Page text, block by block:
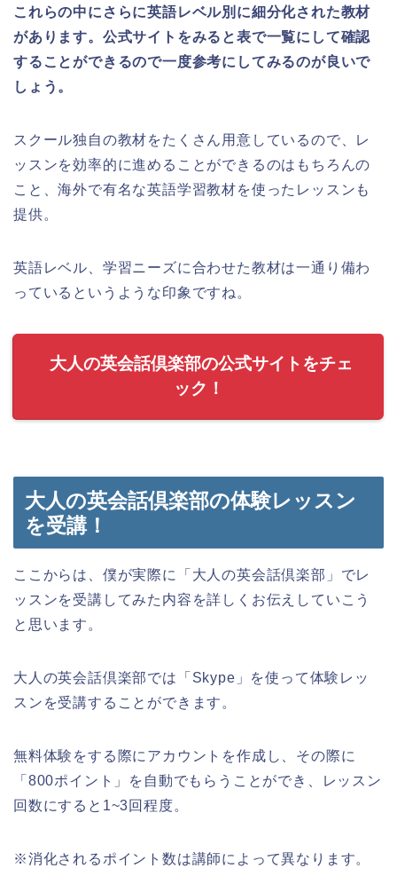
これらの中にさらに英語レベル別に細分化された教材
があります。公式サイトをみると表で一覧にして確認
することができるので一度参考にしてみるのが良いで
しょう。
スクール独自の教材をたくさん用意しているので、レ
ッスンを効率的に進めることができるのはもちろんの
こと、海外で有名な英語学習教材を使ったレッスンも
提供。
英語レベル、学習ニーズに合わせた教材は一通り備わ
っているというような印象ですね。
大人の英会話倶楽部の公式サイトをチェ
ック！
大人の英会話倶楽部の体験レッスン
を受講！
ここからは、僕が実際に「大人の英会話倶楽部」でレ
ッスンを受講してみた内容を詳しくお伝えしていこう
と思います。
大人の英会話倶楽部では「Skype」を使って体験レッ
スンを受講することができます。
無料体験をする際にアカウントを作成し、その際に
「800ポイント」を自動でもらうことができ、レッスン
回数にすると1~3回程度。
※消化されるポイント数は講師によって異なります。